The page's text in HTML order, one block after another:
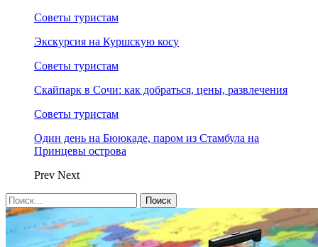
Советы туристам
Экскурсия на Куршскую косу
Советы туристам
Скайпарк в Сочи: как добраться, цены, развлечения
Советы туристам
Один день на Бююкаде, паром из Стамбула на
Принцевы острова
Prev Next